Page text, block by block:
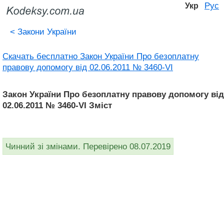
Укр Рус
< Закони України
Скачать бесплатно Закон України Про безоплатну
правову допомогу від 02.06.2011 № 3460-VI
Закон України Про безоплатну правову допомогу від
02.06.2011 № 3460-VI Зміст
Чинний зі змінами. Перевірено 08.07.2019